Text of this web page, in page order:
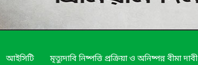
আইসিটি মৃত্যুদাবি নিষ্পত্তি প্রক্রিয়া ও অনিষ্পন্ন বীমা দাবী